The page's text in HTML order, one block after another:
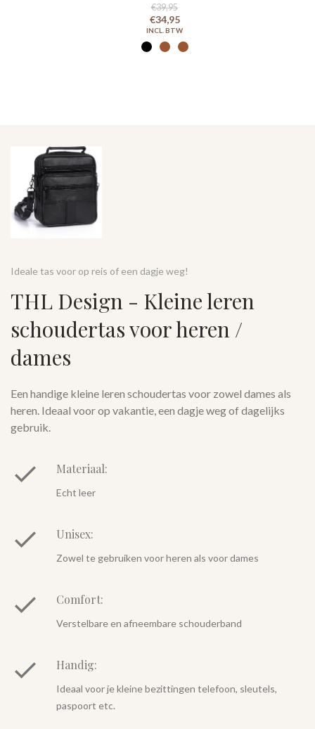
€39,95
€34,95
Ideale tas voor op reis of een dagje weg!
THL Design - Kleine leren
schoudertas voor heren /
dames
Een handige kleine leren schoudertas voor zowel dames als
heren. Ideaal voor op vakantie, een dagje weg of dagelijks
gebruik.
Materiaal:
Echt leer
Unisex:
Zowel te gebruiken voor heren als voor dames
Comfort:
Verstelbare en afneembare schouderband
Handig:
Ideaal voor je kleine bezittingen telefoon, sleutels,
paspoort etc.